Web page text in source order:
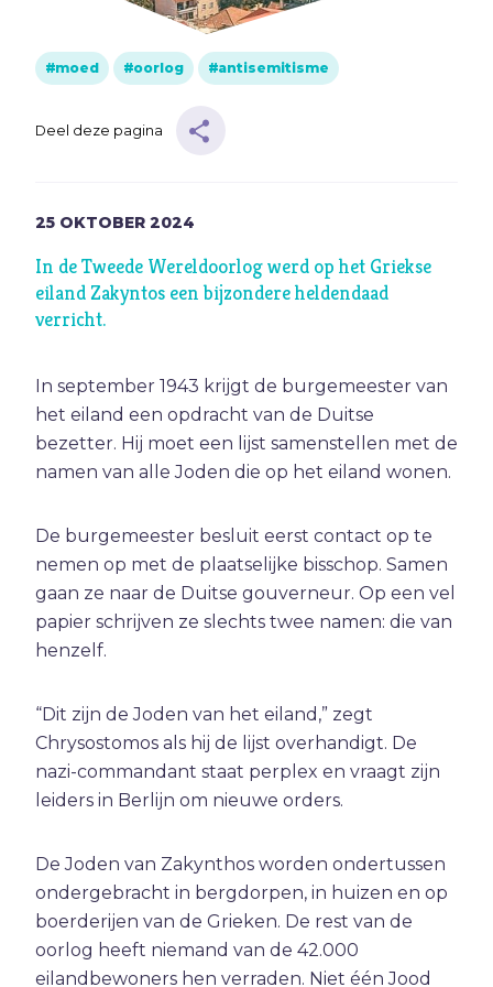
Geloof
Internationaal
Blog
Denkprikkel
Alle onderwerpen
A
Advent
Angst
Antisemitisme
Belijden
Beproeving
Bidden
Bijbel
C
Criminaliteit
D
Dankbaarheid
Dankdag
Drank
Duisternis
moed oorlog antisemitisme
Deel deze pagina
25 OKTOBER 2024
In de Tweede Wereldoorlog werd op het Griekse
eiland Zakyntos een bijzondere heldendaad
verricht.
In september 1943 krijgt de burgemeester van
het eiland een opdracht van de Duitse
bezetter. Hij moet een lijst samenstellen met de
namen van alle Joden die op het eiland wonen.
De burgemeester besluit eerst contact op te
nemen op met de plaatselijke bisschop. Samen
gaan ze naar de Duitse gouverneur. Op een vel
papier schrijven ze slechts twee namen: die van
henzelf.
“Dit zijn de Joden van het eiland,” zegt
Chrysostomos als hij de lijst overhandigt. De
nazi-commandant staat perplex en vraagt zijn
leiders in Berlijn om nieuwe orders.
De Joden van Zakynthos worden ondertussen
ondergebracht in bergdorpen, in huizen en op
boerderijen van de Grieken. De rest van de
oorlog heeft niemand van de 42.000
eilandbewoners hen verraden. Niet één Jood